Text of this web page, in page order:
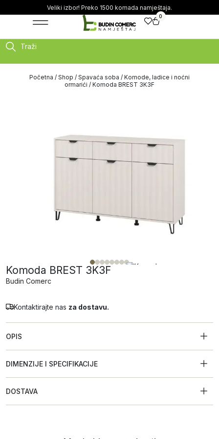
Veliki izbor! Preko 1500 komada namještaja.
0
Traži
Početna / Shop / Spavaća soba / Komode, ladice i noćni
ormarići / Komoda BREST 3K3F
Komoda BREST 3K3F
Budin Comerc
Kontaktirajte nas za dostavu.
OPIS
DIMENZIJE I SPECIFIKACIJE
DOSTAVA